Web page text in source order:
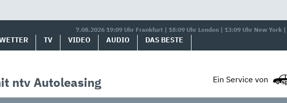
7.08.2026 19:09 Uhr Frankfurt | 18:09 Uhr London | 13:09 Uhr New York |
TV VIDEO AUDIO DAS BESTE
ntv Autoleasing Ein Service von